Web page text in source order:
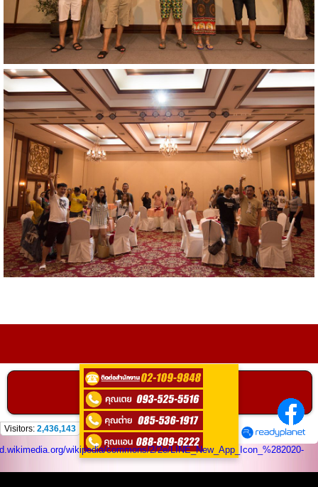
ติดต่อ0935255516
คลิกเพื่อโทร
Visitors: 2,436,143
ติดต่อสอบถามได้ที่